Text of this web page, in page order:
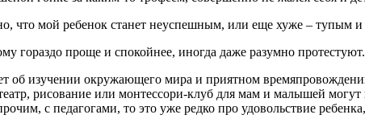
что мой ребенок станет неуспешным, или еще хуже – тупым и
гораздо проще и спокойнее, иногда даже разумно протестуют.
об изучении окружающего мира и приятном
рисование или монтессори-клуб для мам и малышей
с педагогами, то это уже редко про удовольствие